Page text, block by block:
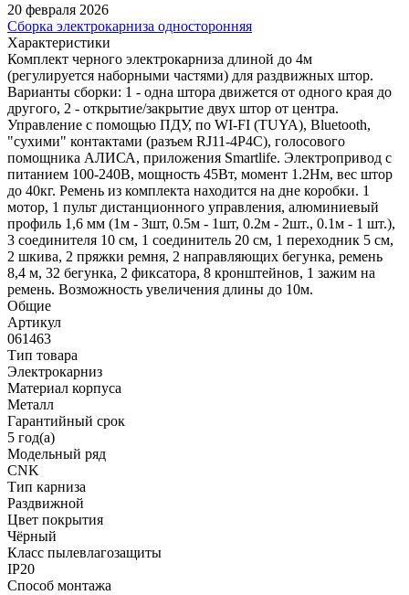
20 февраля 2026
Сборка электрокарниза односторонняя
Характеристики
Комплект черного электрокарниза длиной до 4м
(регулируется наборными частями) для раздвижных штор.
Варианты сборки: 1 - одна штора движется от одного края до
другого, 2 - открытие/закрытие двух штор от центра.
Управление с помощью ПДУ, по WI-FI (TUYA), Bluetooth,
"сухими" контактами (разъем RJ11-4P4C), голосового
помощника АЛИСА, приложения Smartlife. Электропривод с
питанием 100-240В, мощность 45Вт, момент 1.2Нм, вес штор
до 40кг. Ремень из комплекта находится на дне коробки. 1
мотор, 1 пульт дистанционного управления, алюминиевый
профиль 1,6 мм (1м - 3шт, 0.5м - 1шт, 0.2м - 2шт., 0.1м - 1 шт.),
3 соединителя 10 см, 1 соединитель 20 см, 1 переходник 5 см,
2 шкива, 2 пряжки ремня, 2 направляющих бегунка, ремень
8,4 м, 32 бегунка, 2 фиксатора, 8 кронштейнов, 1 зажим на
ремень. Возможность увеличения длины до 10м.
Общие
Артикул
061463
Тип товара
Электрокарниз
Материал корпуса
Металл
Гарантийный срок
5 год(а)
Модельный ряд
CNK
Тип карниза
Раздвижной
Цвет покрытия
Чёрный
Класс пылевлагозащиты
IP20
Способ монтажа